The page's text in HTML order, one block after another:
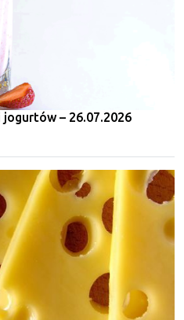
jogurtów – 26.07.2026